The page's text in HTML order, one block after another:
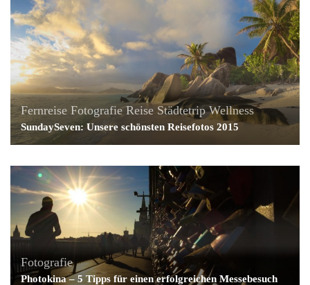
Fernreise Fotografie Reise Städtetrip Wellness
SundaySeven: Unsere schönsten Reisefotos 2015
Fotografie
Photokina – 5 Tipps für einen erfolgreichen Messebesuch